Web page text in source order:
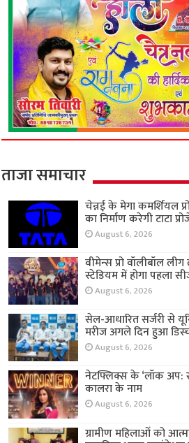
ताजा समाचार
चेन्नई के मेगा कमर्शियल
का निर्माण करेगी टाटा
August 6, 2026
वीमेन्स प्रो वॉलीबॉल
स्टेडियम में होगा पहला
August 6, 2026
सेल-आधारित सर्जरी से
मरीज अगले दिन हुआ
August 6, 2026
नेटफ्लिक्स के ‘लॉक अप:
कालरा के नाम
August 6, 2026
ग्रामीण महिलाओं को